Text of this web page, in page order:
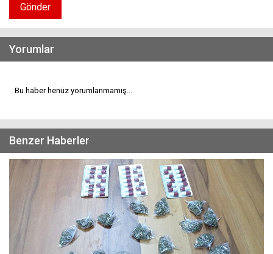
Gönder
Yorumlar
Bu haber henüz yorumlanmamış...
Benzer Haberler